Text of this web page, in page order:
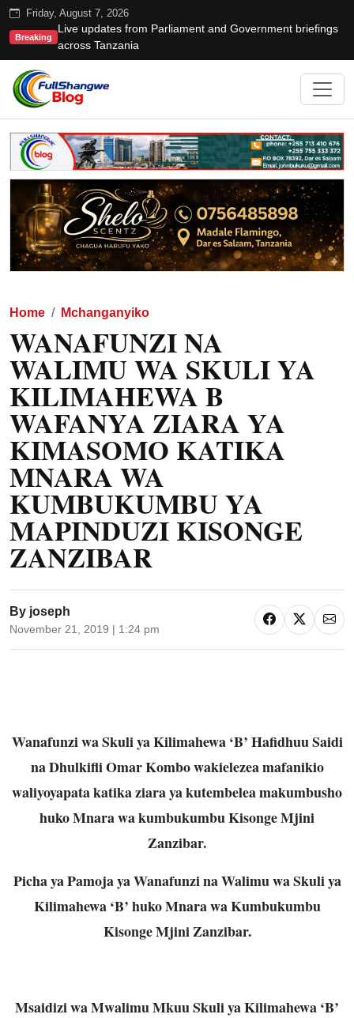
Friday, August 7, 2026
Breaking
Live updates from Parliament and Government briefings
across Tanzania
Home Mchanganyiko
WANAFUNZI NA
WALIMU WA SKULI YA
KILIMAHEWA B
WAFANYA ZIARA YA
KIMASOMO KATIKA
MNARA WA
KUMBUKUMBU YA
MAPINDUZI KISONGE
ZANZIBAR
By joseph
November 21, 2019 | 1:24 pm
Wanafunzi wa Skuli ya Kilimahewa ‘B’ Hafidhuu Saidi
na Dhulkifli Omar Kombo wakielezea mafanikio
waliyoyapata katika ziara ya kutembelea makumbusho
huko Mnara wa kumbukumbu Kisonge Mjini
Zanzibar.
Picha ya Pamoja ya Wanafunzi na Walimu wa Skuli ya
Kilimahewa ‘B’ huko Mnara wa Kumbukumbu
Kisonge Mjini Zanzibar.
Msaidizi wa Mwalimu Mkuu Skuli ya Kilimahewa ‘B’